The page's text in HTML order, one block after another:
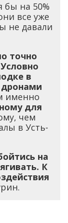
бы на 50%
все уже
не давали
точно
в
именно
для
чем
в Усть-
на
К